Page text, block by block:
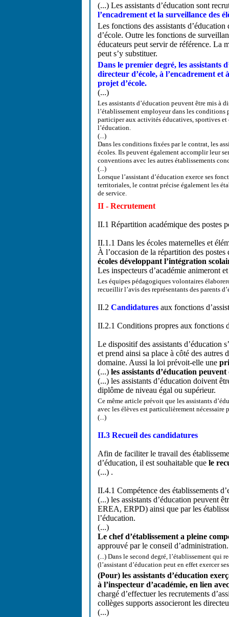
(...) Les assistants d’éducation sont
l’encadrement et la surveillance des
Les fonctions des assistants
d’école. Outre les fonctions de
éducateurs peut servir de référence. La
peut s’y substituer.
Dans le premier degré, les assistants
directeur d’école, à l’encadrement
projet d’école.
(...)
Les assistants d’éducation peuvent être mis
l’établissement employeur dans les conditions
participer aux activités éducatives, sportives
l’éducation.
(...)
Dans les conditions fixées par le contrat, les
écoles. Ils peuvent également accomplir leur
conventions avec les autres établissements
(...)
Lorsque l’assistant d’éducation exerce ses
territoriales, le contrat précise également les
de service.
II - Recrutement
II.1 Répartition académique des postes
II.1.1 Dans les écoles maternelles et
À l’occasion de la répartition des
écoles développant l’intégration
Les inspecteurs d’académie animeront
Les équipes pédagogiques volontaires
recueillir l’avis des représentants des parents
II.2 Candidatures aux fonctions
II.2.1 Conditions propres aux fonctions
Le dispositif des assistants d’éducation
et prend ainsi sa place à côté des autres
domaine. Aussi la loi prévoit-elle une
(...) les assistants d’éducation
(...) les assistants d’éducation doivent
diplôme de niveau égal ou supérieur.
Ce même article prévoit que les assistants
avec les élèves est particulièrement
(...)
II.3 Recueil des candidatures
Afin de faciliter le travail des
d’éducation, il est souhaitable que le
(...) .
II.4.1 Compétence des établissements
(...) les assistants d’éducation peuvent
EREA, ERPD) ainsi que par les
l’éducation.
(...)
Le chef d’établissement a pleine
approuvé par le conseil d’administration.
(...) Dans le second degré, l’établissement qui
(l’assistant d’éducation peut en effet exercer
(Pour) les assistants d’éducation
à l’inspecteur d’académie, en lien
chargé d’effectuer les recrutements
collèges supports associeront les
(...)